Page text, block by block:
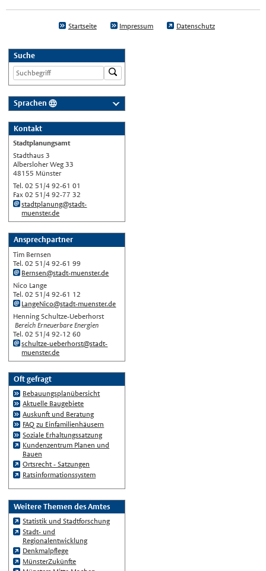
Startseite Impressum Datenschutz
Suche
Sprachen
Nederlands
English
Українська
Türkçe
اللغة العربية
Français
Español
Polski
Русский
中文
Automatische Übersetzung, ohne
Gewähr auf Richtigkeit.
Kontakt
Stadtplanungsamt
Stadthaus 3
Albersloher Weg 33
48155 Münster
Tel. 02 51/4 92-61 01
Fax 02 51/4 92-77 32
stadtplanung@stadt-
muenster.de
Ansprechpartner
Tim Bernsen
Tel. 02 51/4 92-61 99
Bernsen@stadt-muenster.de
Nico Lange
Tel. 02 51/4 92-61 12
LangeNico@stadt-muenster.de
Henning Schultze-Ueberhorst
Bereich Erneuerbare Energien
Tel. 02 51/4 92-12 60
schultze-ueberhorst@stadt-
muenster.de
Oft gefragt
Bebauungsplanübersicht
Aktuelle Baugebiete
Auskunft und Beratung
FAQ zu Einfamilienhäusern
Soziale Erhaltungssatzung
Kundenzentrum Planen und
Bauen
Ortsrecht - Satzungen
Ratsinformationssystem
Weitere Themen des Amtes
Statistik und Stadtforschung
Stadt- und
Regionalentwicklung
Denkmalpflege
MünsterZukünfte